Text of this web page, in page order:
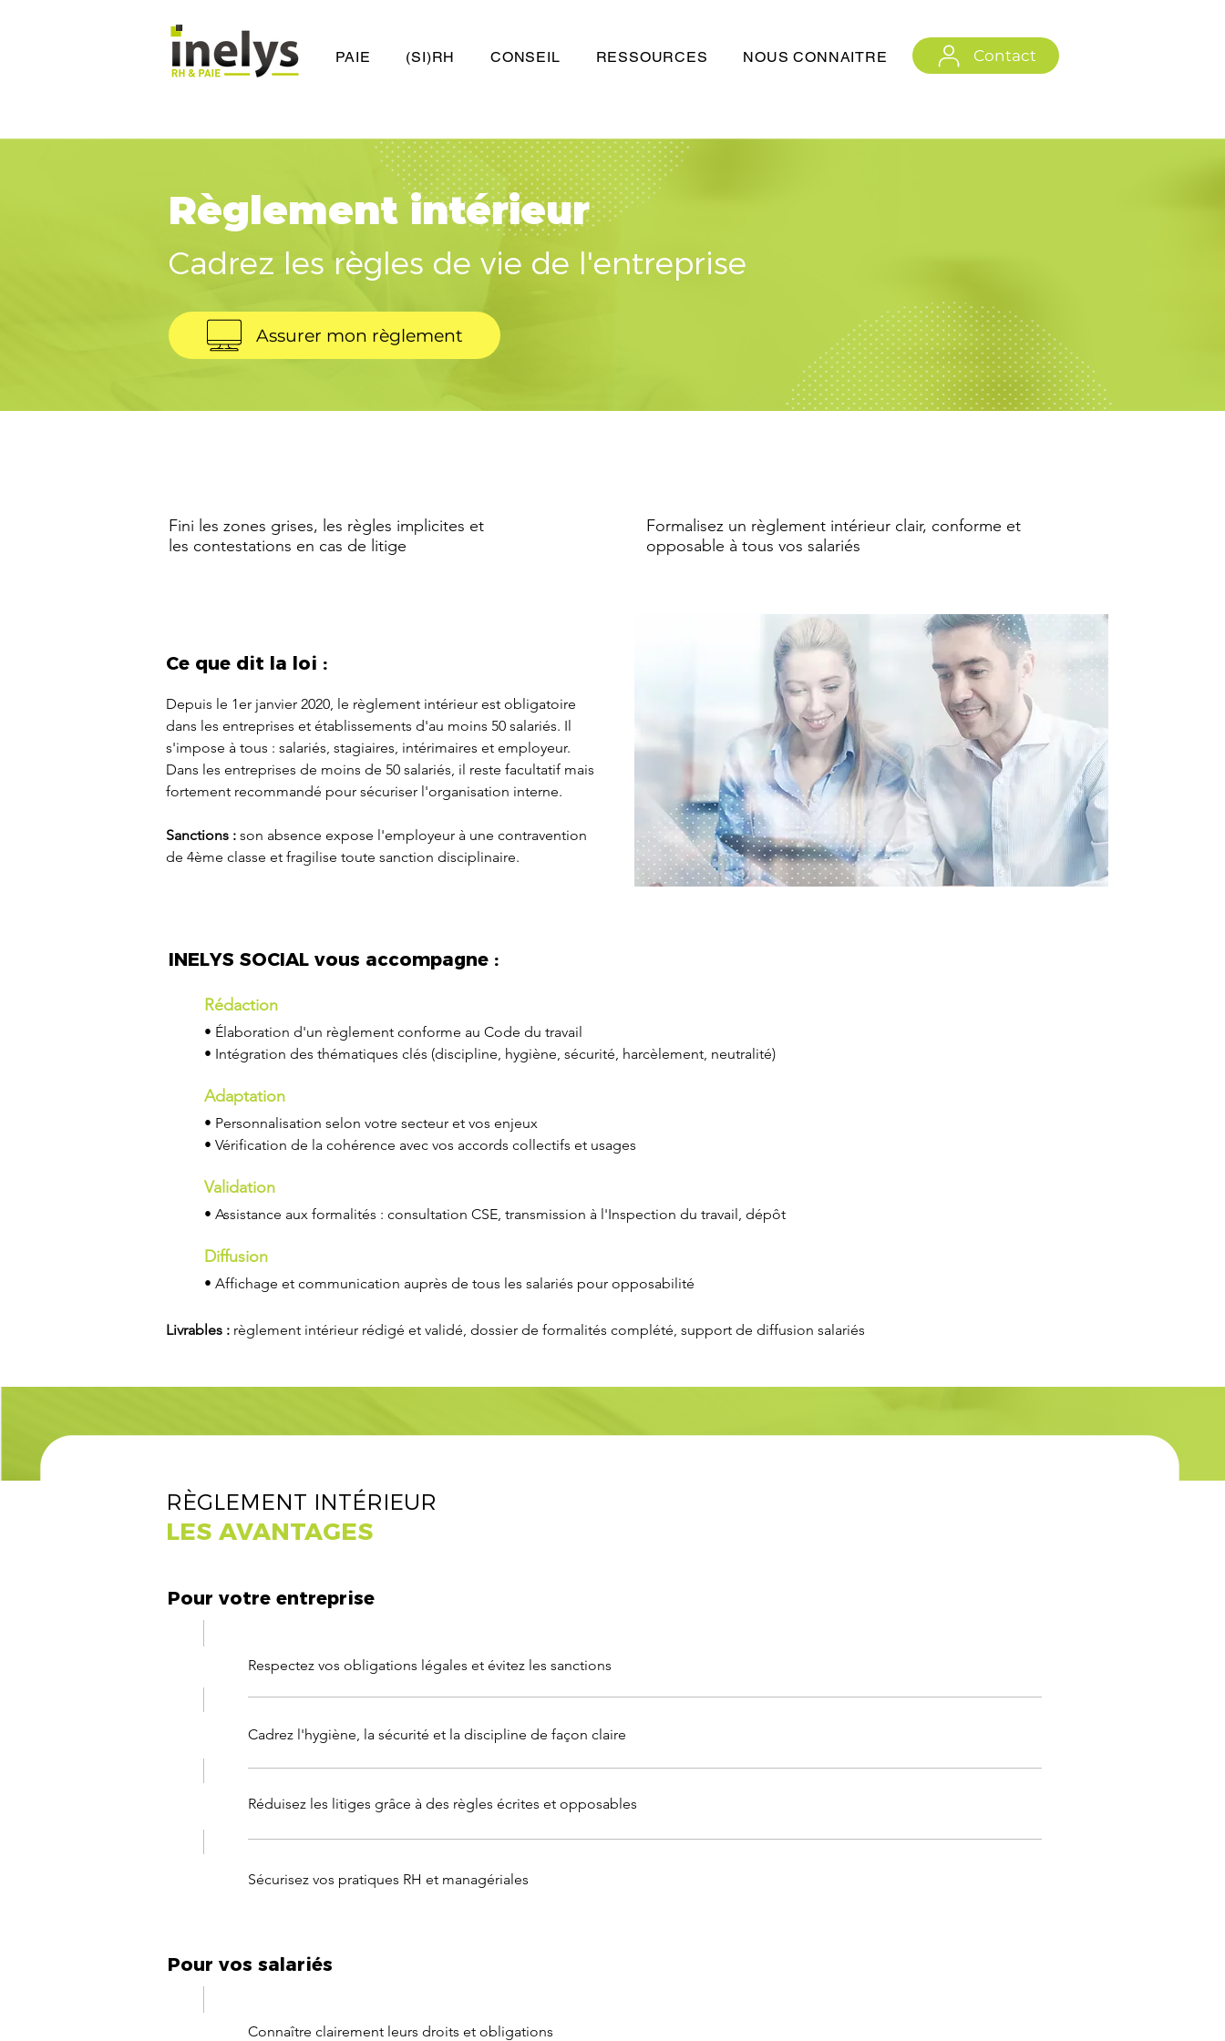
PAIE (SI)RH CONSEIL RESSOURCES NOUS CONNAITRE Contact
Règlement intérieur
Cadrez les règles de vie de l'entreprise
Assurer mon règlement
Fini les zones grises, les règles implicites et
les contestations en cas de litige
Formalisez un règlement intérieur clair, conforme et
opposable à tous vos salariés
Depuis le 1er janvier 2020, le règlement intérieur est obligatoire
dans les entreprises et établissements d'au moins 50 salariés. Il
s'impose à tous : salariés, stagiaires, intérimaires et employeur.
Dans les entreprises de moins de 50 salariés, il reste facultatif mais
fortement recommandé pour sécuriser l'organisation interne.
Sanctions : son absence expose l'employeur à une contravention
de 4ème classe et fragilise toute sanction disciplinaire.
INELYS SOCIAL vous accompagne :
Ce que dit la loi :
Rédaction
• Élaboration d'un règlement conforme au Code du travail
• Intégration des thématiques clés (discipline, hygiène, sécurité, harcèlement, neutralité)
Adaptation
• Personnalisation selon votre secteur et vos enjeux
• Vérification de la cohérence avec vos accords collectifs et usages
Validation
• Assistance aux formalités : consultation CSE, transmission à l'Inspection du travail, dépôt
Diffusion
• Affichage et communication auprès de tous les salariés pour opposabilité
Livrables : règlement intérieur rédigé et validé, dossier de formalités complété, support de diffusion salariés
RÈGLEMENT INTÉRIEUR
LES AVANTAGES
Pour votre entreprise
Respectez vos obligations légales et évitez les sanctions
Cadrez l'hygiène, la sécurité et la discipline de façon claire
Réduisez les litiges grâce à des règles écrites et opposables
Sécurisez vos pratiques RH et managériales
Pour vos salariés
Connaître clairement leurs droits et obligations